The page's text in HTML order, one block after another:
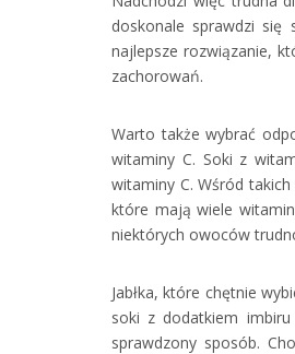
doskonale sprawdzi
najlepsze rozwiązanie,
zachorowań.
Warto także wybrać
witaminy C. Soki z
witaminy C. Wśród
które mają wiele
niektórych owoców
Jabłka, które chętnie
soki z dodatkiem
sprawdzony sposób.